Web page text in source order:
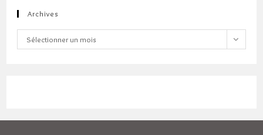
Archives
Archives
Sélectionner un mois